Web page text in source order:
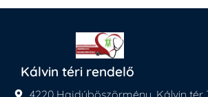
Kálvin téri rendelő